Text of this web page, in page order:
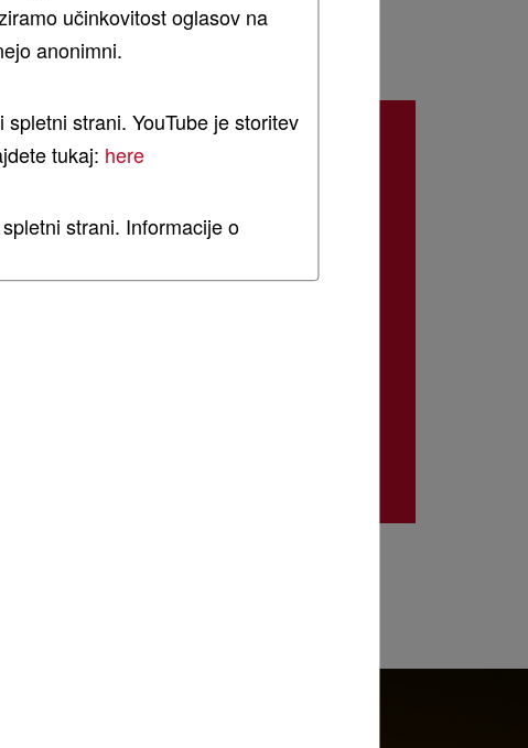
ZNAČILNOSTI
učinkovitost oglasov na
anonimni.
strani. YouTube je storitev
tukaj: here
strani. Informacije o